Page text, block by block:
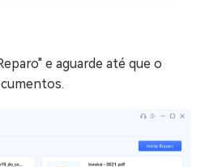
e aguarde até que o